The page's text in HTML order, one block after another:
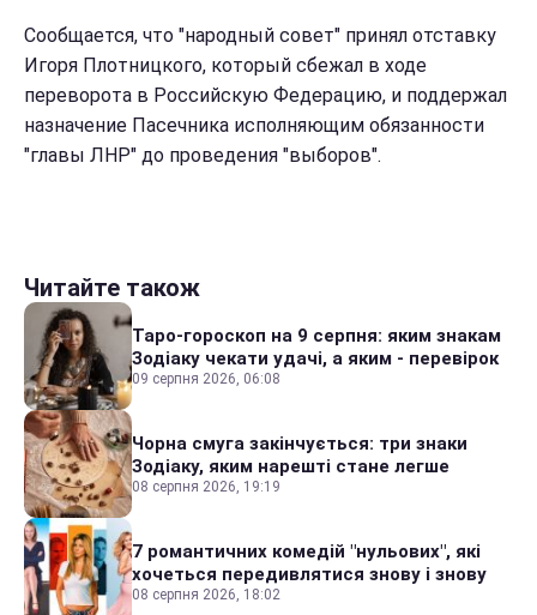
Сообщается, что "народный совет" принял отставку
Игоря Плотницкого, который сбежал в ходе
переворота в Российскую Федерацию, и поддержал
назначение Пасечника исполняющим обязанности
"главы ЛНР" до проведения "выборов".
Читайте також
Таро-гороскоп на 9 серпня: яким знакам
Зодіаку чекати удачі, а яким - перевірок
09 серпня 2026, 06:08
Чорна смуга закінчується: три знаки
Зодіаку, яким нарешті стане легше
08 серпня 2026, 19:19
7 романтичних комедій "нульових", які
хочеться передивлятися знову і знову
08 серпня 2026, 18:02